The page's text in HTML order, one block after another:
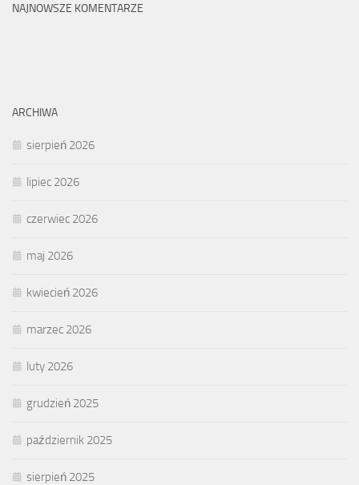
NAJNOWSZE KOMENTARZE
ARCHIWA
sierpień 2026
lipiec 2026
czerwiec 2026
maj 2026
kwiecień 2026
marzec 2026
luty 2026
grudzień 2025
październik 2025
sierpień 2025